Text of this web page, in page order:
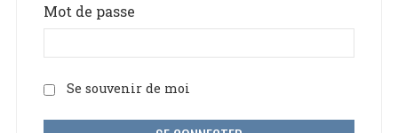
Mot de passe
Se souvenir de moi